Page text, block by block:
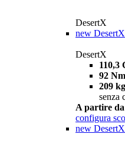
DesertX
new DesertX
DesertX
110,3
92 Nm
209 kg
senza
A partire da
configura
new